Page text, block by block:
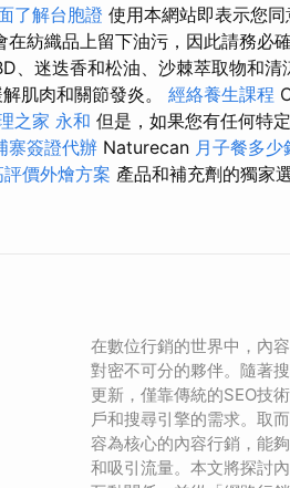
了解台胞證 使用本網站即表示您
紡織品上留下油污，因此請務必
、迷迭香和松油、沙棘萃取物和清
肌肉和關節發炎。 經絡養生課程
之家 永和 但是，如果您有任何特
寨簽證代辦 Naturecan 月子餐多少
評價外燴方案 產品和補充劑的獨家選
在數位行銷的世界中，內
對密不可分的夥伴。隨著
更新，僅靠傳統的SEO技
戶和搜尋引擎的需求。取
容為核心的內容行銷，能
和吸引流量。本文將探討